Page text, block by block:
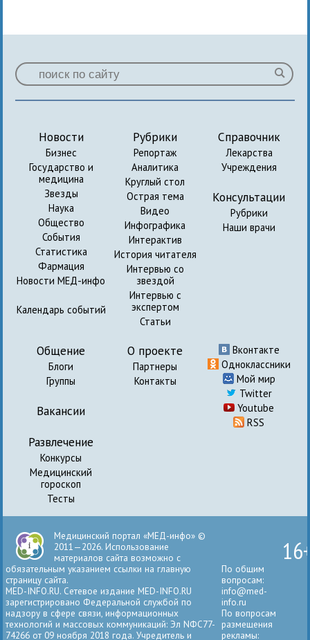
Новости
Бизнес
Государство и
медицина
Звезды
Наука
Общество
События
Статистика
Фармация
Новости МЕД-инфо
Календарь событий
Рубрики
Репортаж
Аналитика
Круглый стол
Острая тема
Видео
Инфографика
Интерактив
История читателя
Интервью со
звездой
Интервью с
экспертом
Статьи
Справочник
Лекарства
Учреждения
Консультации
Рубрики
Наши врачи
Общение
Блоги
Группы
Вакансии
Развлечение
Конкурсы
Медицинский
гороскоп
Тесты
О проекте
Партнеры
Контакты
Вконтакте
Одноклассники
Мой мир
Twitter
Youtube
RSS
Медицинский портал «МЕД-инфо» ©
2011—2026. Использование
материалов сайта возможно с
обязательным указанием ссылки на главную
страницу сайта.
MED-INFO.RU. Сетевое издание MED-INFO.RU
зарегистрировано Федеральной службой по
надзору в сфере связи, информационных
технологий и массовых коммуникаций: Эл NФС77-
74266 от 09 ноября 2018 года. Учредитель и
По общим
вопросам:
info@med-
info.ru
По вопросам
размещения
рекламы: